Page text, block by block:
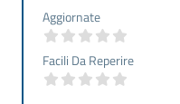
Aggiornate
Facili Da Reperire